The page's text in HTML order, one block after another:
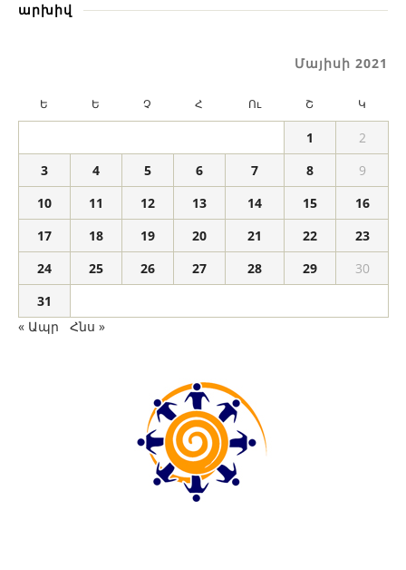
արխիվ
Մայիսի 2021
Ե Ե Չ Հ Ու Շ Կ
1
2
3
4 5 6 7 8
9
10
11 12 13 14 15
16
17
18 19 20 21 22
23
24
25 26 27 28 29
30
31
« Ապր
Հնս »